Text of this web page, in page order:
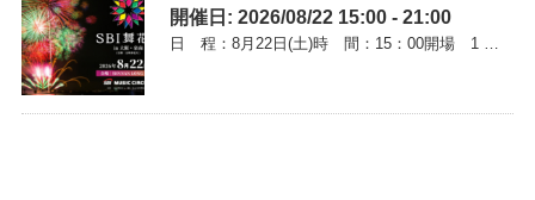
開催日: 2026/08/22 15:00 - 21:00
日 程：8月22日(土)時 間：15：00開場 1 …